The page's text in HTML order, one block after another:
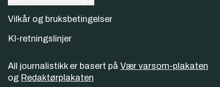
Vilkår og bruksbetingelser
KI-retningslinjer
All journalistikk er basert på Vær varsom-plakaten
og Redaktørplakaten